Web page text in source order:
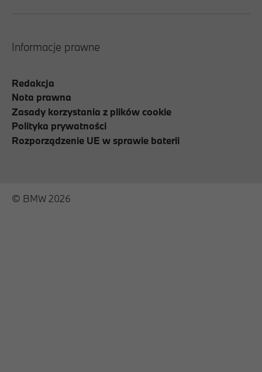
Informacje prawne
Redakcja
Nota prawna
Zasady korzystania z plików cookie
Polityka prywatności
Rozporządzenie UE w sprawie baterii
© BMW 2026